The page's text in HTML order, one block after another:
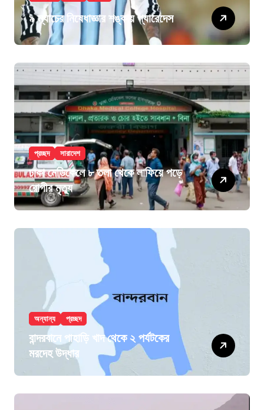
৯ ম্যাচের নিষেধাজ্ঞার শঙ্কায় প্যারেদেস
প্রচ্ছদ সারাদেশ
ঢাকা মেডিকেলে ৮ তলা থেকে লাফিয়ে পড়ে
রোগীর মৃত্যু
অন্যান্য প্রচ্ছদ
বান্দরবানে পাহাড়ি খাদ থেকে ২ পর্যটকের
মরদেহ উদ্ধার